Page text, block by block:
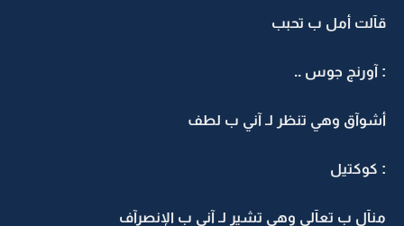
قآلت أمل ب تحبب
: آورنج جوس ..
أشوآق وهي تنظر لـ آني ب لطف
: كوكتيل
منآل ب تعآلي وهي تشير لـ آني ب الإنصرآف